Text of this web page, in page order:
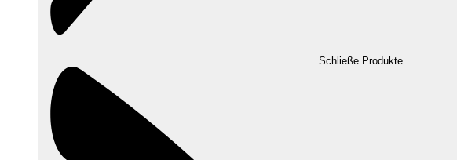
Schließe Produkte